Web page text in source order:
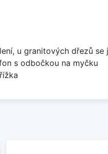
u granitových dřezů
s odbočkou na myčku